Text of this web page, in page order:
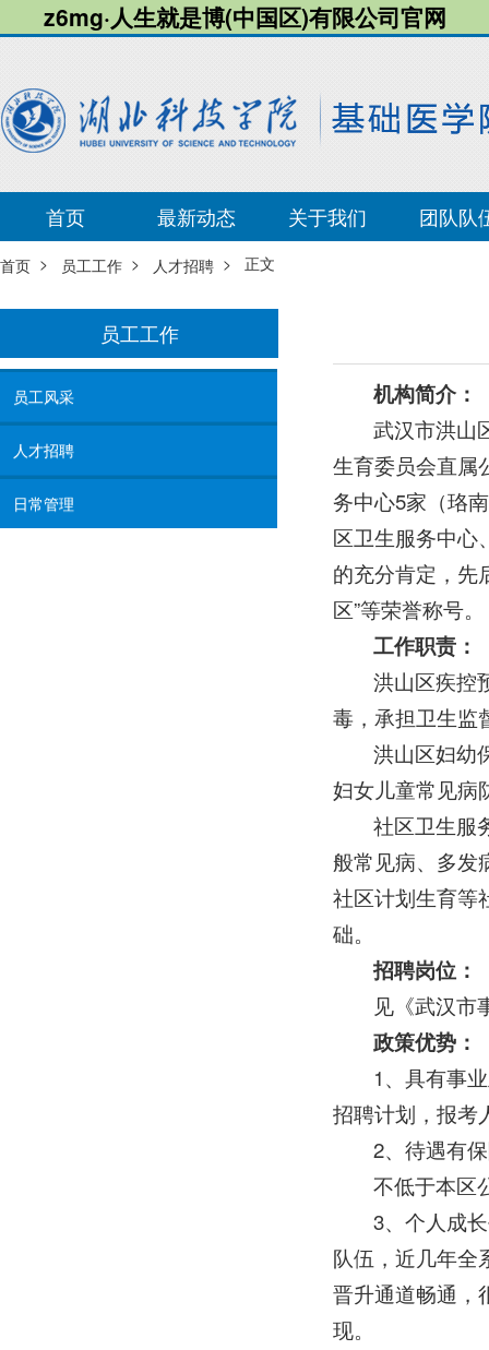
z6mg·人生就是博(中国区)有限公司官网
首页 最新动态 关于我们 团队队
首页 > 员工工作 > 人才招聘 > 正文
员工工作
员工风采
人才招聘
日常管理
机构简介：
武汉市洪山
生育委员会直属
务中心5家（珞
区卫生服务中心
的充分肯定，先
区”等荣誉称号。
工作职责：
洪山区疾控
毒，承担卫生监
洪山区妇幼
妇女儿童常见病
社区卫生服
般常见病、多发
社区计划生育等
础。
招聘岗位：
见《武汉市
政策优势：
1、具有事
招聘计划，报考
2、待遇有
不低于本区
3、个人成
队伍，近几年全
晋升通道畅通，
现。